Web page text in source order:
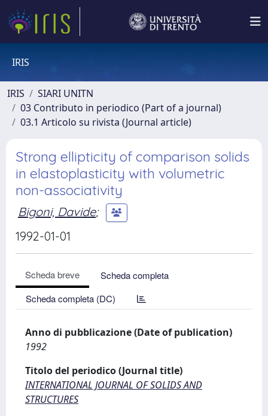
IRIS
IRIS
SIARI UNITN
03 Contributo in periodico (Part of a journal)
03.1 Articolo su rivista (Journal article)
Strong ellipticity of comparison solids
in elastoplasticity with volumetric
non-associativity
Bigoni, Davide;
1992-01-01
Scheda breve
Scheda completa
Scheda completa (DC)
Anno di pubblicazione (Date of publication)
1992
Titolo del periodico (Journal title)
INTERNATIONAL JOURNAL OF SOLIDS AND
STRUCTURES